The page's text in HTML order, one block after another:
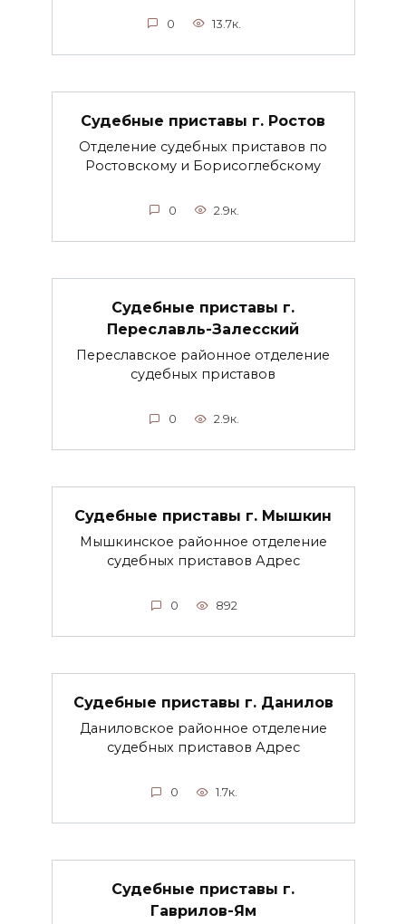
0 13.7к.
Судебные приставы г. Ростов
Отделение судебных приставов по
Ростовскому и Борисоглебскому
0 2.9к.
Судебные приставы г.
Переславль-Залесский
Переславское районное отделение
судебных приставов
0 2.9к.
Судебные приставы г. Мышкин
Мышкинское районное отделение
судебных приставов Адрес
0 892
Судебные приставы г. Данилов
Даниловское районное отделение
судебных приставов Адрес
0 1.7к.
Судебные приставы г.
Гаврилов-Ям